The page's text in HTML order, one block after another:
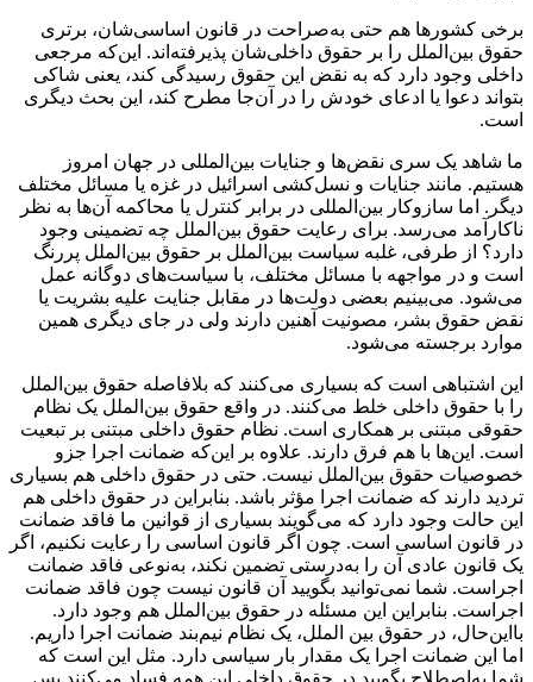
برخی‌ کشورها هم حتی به‌صراحت در قانون اساسی‌شان، برتری
حقوق بین‌الملل را بر حقوق داخلی‌شان پذیرفته‌اند. این‌که مرجعی
داخلی وجود دارد که به نقض این حقوق رسیدگی کند، یعنی شاکی
بتواند دعوا یا ادعای خودش را در آن‌جا مطرح کند، این بحث دیگری
است.
ما شاهد یک سری نقض‌ها و جنایات بین‌المللی در جهان امروز
هستیم. مانند جنایات و نسل‌کشی اسرائیل در غزه یا مسائل مختلف
دیگر. اما سازو‌کار بین‌المللی در برابر کنترل یا محاکمه آن‌ها به نظر
ناکارآمد می‌رسد. برای رعایت حقوق بین‌الملل چه تضمینی وجود
دارد؟ از طرفی، غلبه سیاست بین‌الملل بر حقوق بین‌الملل پررنگ
است و در مواجهه با مسائل مختلف، با سیاست‌های دوگانه عمل
می‌شود. می‌بینیم بعضی دولت‌ها در مقابل جنایت علیه بشریت یا
نقض حقوق بشر، مصونیت آهنین دارند ولی در جای دیگری همین
موارد برجسته می‌شود.
این اشتباهی است که بسیاری می‌کنند که بلافاصله حقوق بین‌الملل
را با حقوق داخلی خلط می‌کنند. در واقع حقوق بین‌الملل یک نظام
حقوقی مبتنی بر همکاری است. نظام حقوق داخلی مبتنی بر تبعیت
است. این‌ها با هم فرق دارند. علاوه بر این‌که ضمانت اجرا جزو
خصوصیات حقوق بین‌الملل نیست. حتی در حقوق داخلی هم بسیاری
تردید دارند که ضمانت اجرا مؤثر باشد. بنابراین در حقوق داخلی هم
این حالت وجود دارد که می‌گویند بسیاری از قوانین ما فاقد ضمانت
در قانون اساسی است. چون اگر قانون اساسی را رعایت نکنیم، اگر
یک قانون عادی آن را به‌درستی تضمین نکند، به‌نوعی فاقد ضمانت
اجراست. شما نمی‌توانید بگویید آن قانون نیست چون فاقد ضمانت
اجراست. بنابراین این مسئله در حقوق بین‌الملل هم وجود دارد.
با‌این‌حال، در حقوق بین الملل، یک نظام نیم‌بند ضمانت اجرا داریم.
اما این ضمانت اجرا یک مقدار بار سیاسی دارد. مثل این است که
شما به‌اصطلاح بگویید در حقوق داخلی این همه فساد می‌کنند پس